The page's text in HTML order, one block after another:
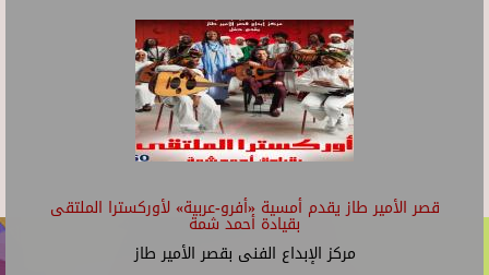
قصر الأمير طاز يقدم أمسية «أفرو-عربية» لأوركسترا الملتقى
بقيادة أحمد شمة
مركز الإبداع الفنى بقصر الأمير طاز